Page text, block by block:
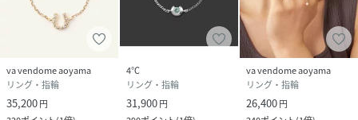
va vendome aoyama
リング・指輪
35,200円
4℃
リング・指輪
31,900円
va vendome aoyama
リング・指輪
26,400円